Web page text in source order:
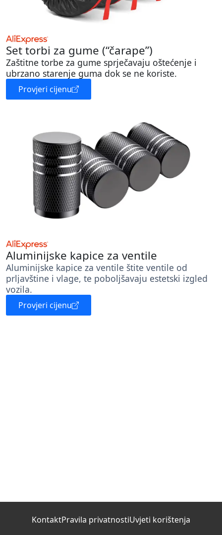
Set torbi za gume (“čarape”)
Zaštitne torbe za gume sprječavaju oštećenje i
ubrzano starenje guma dok se ne koriste.
Provjeri cijenu
Aluminijske kapice za ventile
Aluminijske kapice za ventile štite ventile od
prljavštine i vlage, te poboljšavaju estetski izgled
vozila.
Provjeri cijenu
KontaktPravila privatnostiUvjeti korištenja